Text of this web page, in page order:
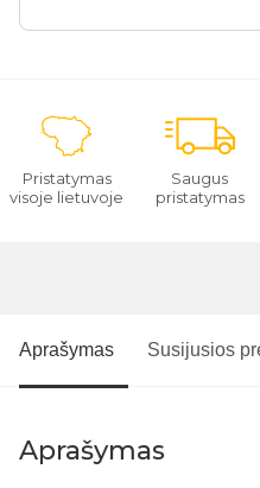
Pristatymas
visoje lietuvoje
Saugus
pristatymas
Aprašymas Susijusios
Aprašymas